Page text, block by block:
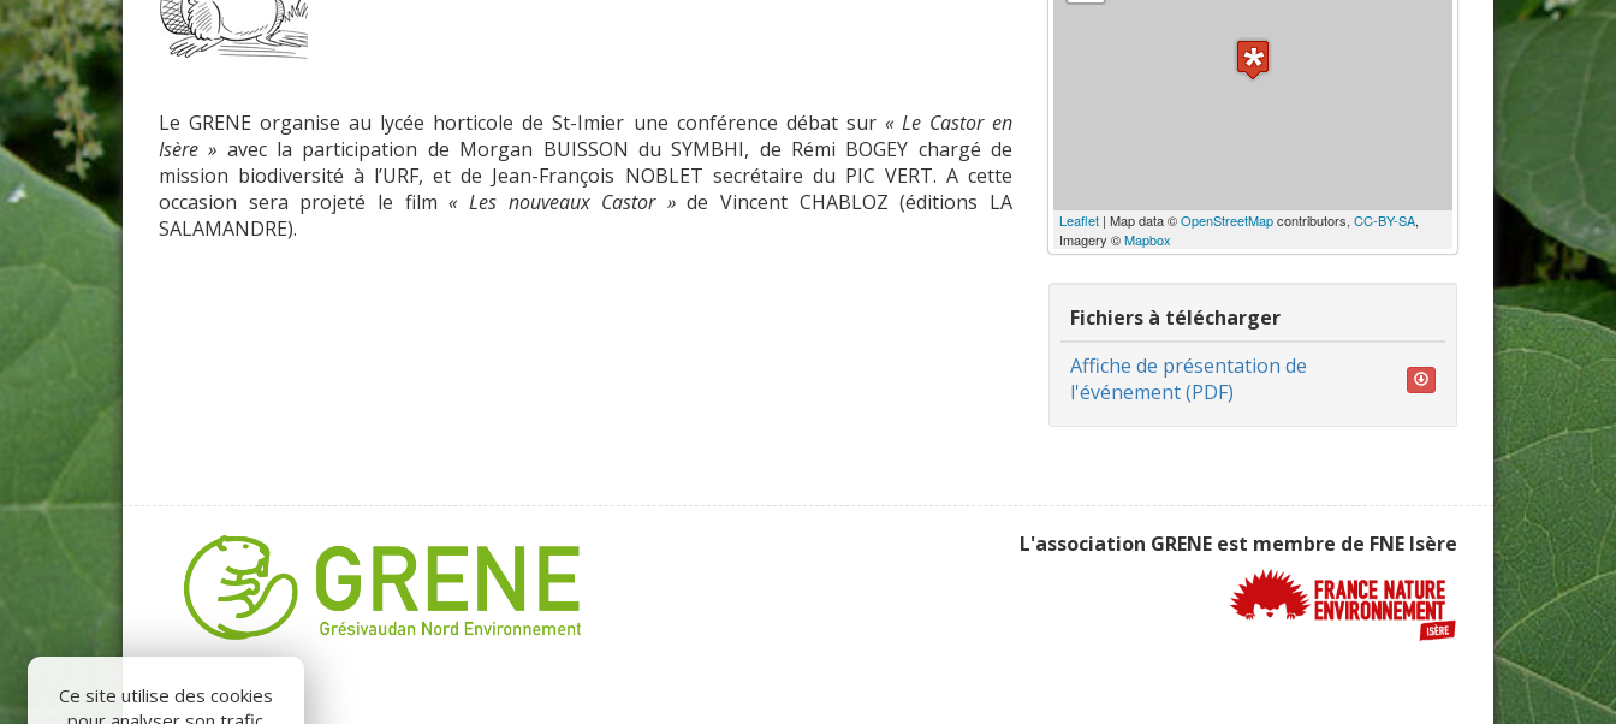
Le GRENE organise au lycée horticole de St-Imier une conférence débat sur « Le Castor en
Isère » avec la participation de Morgan BUISSON duSYMBHI, de Rémi BOGEY chargé de
mission biodiversité à l’URF, et de Jean-François NOBLET secrétaire du PIC VERT. A cette
occasion sera projeté le film« Les nouveaux Castor »de Vincent CHABLOZ (éditions LA
SALAMANDRE).
Leaflet | Map data ©OpenStreetMapcontributors, CC-BY-SA,
Imagery ©Mapbox
Fichiers à télécharger
Affiche de présentation de
l'événement (PDF)
L'association GRENE est membre de FNE Isère
Ce site utilise des cookies